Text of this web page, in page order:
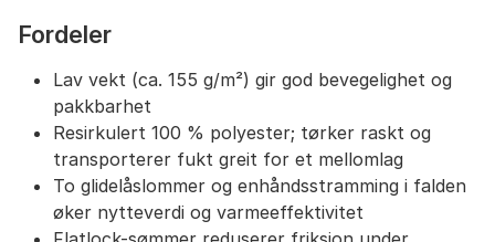
Fordeler
Lav vekt (ca. 155 g/m²) gir god bevegelighet og
pakkbarhet
Resirkulert 100 % polyester; tørker raskt og
transporterer fukt greit for et mellomlag
To glidelåslommer og enhåndsstramming i falden
øker nytteverdi og varmeeffektivitet